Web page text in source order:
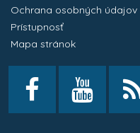
Ochrana osobných údajov
Prístupnosť
Mapa stránok